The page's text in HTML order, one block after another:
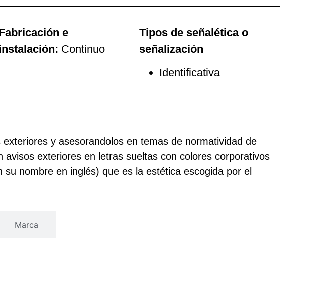
e
Continuo
Tipos de señalética o
señalización
Identificativa
y asesorandolos en temas de normatividad de
exteriores en letras sueltas con colores corporativos
nombre en inglés) que es la estética escogida por el
Marca